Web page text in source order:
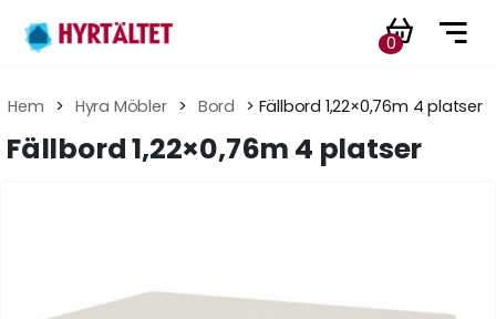
0
Hem > Hyra Möbler > Bord > Fällbord 1,22×0,76m 4 platser
Fällbord 1,22×0,76m 4 platser